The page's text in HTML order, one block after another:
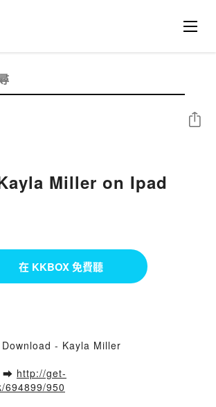
Miller on Ipad
分享
在 KKBOX 免費聽
- Kayla Miller
➡ http://get-
694899/950